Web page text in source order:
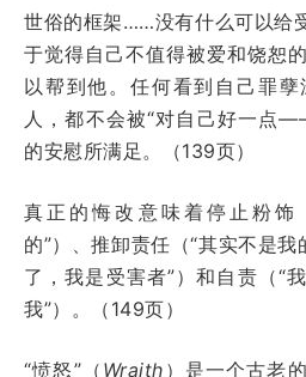
世俗的框架……没有什么可以给
于觉得自己不值得被爱和饶恕
以帮到他。任何看到自己罪
人，都不会被“对自己好一点
的安慰所满足。（139页）
真正的悔改意味着停止粉饰
的”）、推卸责任（“其实不是
了，我是受害者”）和自责（“
我”）。（149页）
“愤怒”（ Wraith ）是一个古老